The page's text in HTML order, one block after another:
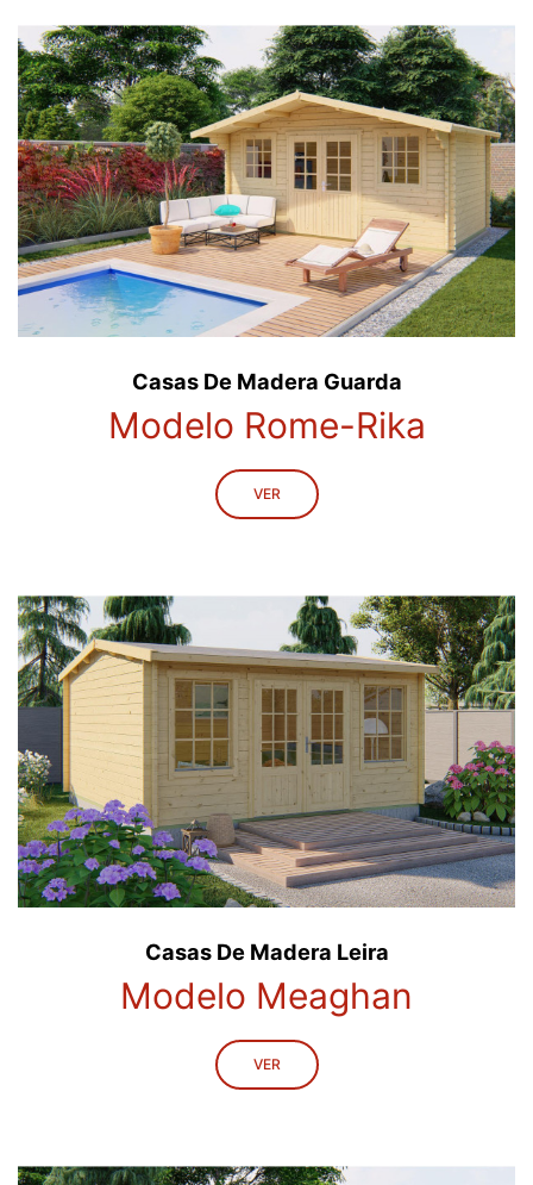
Casas De Madera Guarda
Modelo Rome-Rika
VER
Casas De Madera Leira
Modelo Meaghan
VER